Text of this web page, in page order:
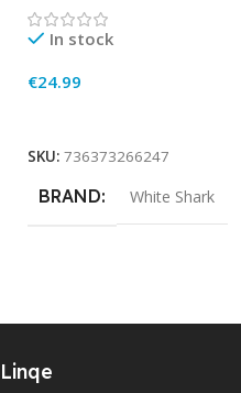
In stock
€24.99
SKU:736373266247
BRAND White Shark
Linqe